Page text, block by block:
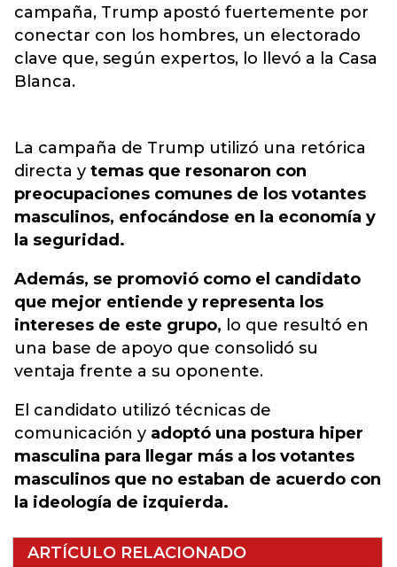
campaña, Trump apostó fuertemente por
conectar con los hombres, un electorado
clave que, según expertos, lo llevó a la Casa
Blanca.
La campaña de Trump utilizó una retórica
directa y temas que resonaron con
preocupaciones comunes de los votantes
masculinos, enfocándose en la economía y
la seguridad.
Además, se promovió como el candidato
que mejor entiende y representa los
intereses de este grupo, lo que resultó en
una base de apoyo que consolidó su
ventaja frente a su oponente.
El candidato utilizó técnicas de
comunicación y adoptó una postura hiper
masculina para llegar más a los votantes
masculinos que no estaban de acuerdo con
la ideología de izquierda.
ARTÍCULO RELACIONADO